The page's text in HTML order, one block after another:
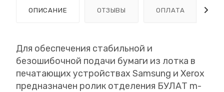
ОПИСАНИЕ ОТЗЫВЫ ОПЛАТА
Для обеспечения стабильной и
безошибочной подачи бумаги из лотка в
печатающих устройствах Samsung и Xerox
предназначен ролик отделения БУЛАТ m-